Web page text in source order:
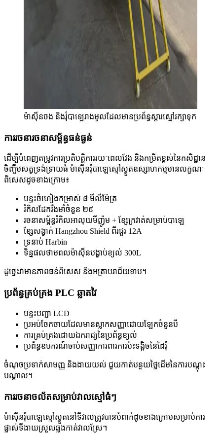
ម៉ាស៊ីនចង និងរុំបាឡេរាងមូលដែលមានប្រព័ន្ធស្តារស្មៅរក្សាទុក
ការរចនារចនាសម្ព័ន្ធធន់ធ្ងន់
ដើម្បីបំពេញតម្រូវការប្រតិបត្តិការរយៈពេលវែង និងកម្រិតខ្ពស់នៃកសិដ្ឋាន
ចិញ្ចឹមសត្វទ្រង់ទ្រាយធំ ម៉ាស៊ីនរុំបាឡេស្មៅស្ងួតឧស្សាហកម្មមានលក្ខណៈ
ពិសេសដូចខាងក្រោម៖
បន្ទះចំហៀងកម្រាស់ ៨ មីលីម៉ែត្រ
រំកិលដែករឹងមាំចំនួន ២៩
រចនាសម្ព័ន្ធរំកិលអាលុយមីញ៉ូម + ខ្សែក្រវាត់សម្រាប់បាឡេ
ខ្សែសង្វាក់ Hangzhou Shield ពីរជួរ 12A
ទ្រនាប់ Harbin
ទិន្នផលថាមពលម៉ាស៊ីនបង្ហាប់ខ្យល់ 300L
ដូច្នេះវាមានភាពធន់ពិសេស និងអត្រាបរាជ័យទាប។
ប្រព័ន្ធគ្រប់គ្រង PLC ឆ្លាតវៃ
បន្ទះបញ្ជា LCD
ប្រអប់ចែកចាយដែលមានស្លាកសញ្ញាដោយឡែកចំនួនបី
ការគ្រប់គ្រងដោយឯករាជ្យនៃប្រព័ន្ធខ្យល់
ប្រព័ន្ធឧបករណ៍ចាប់សញ្ញាការពារការប៉ះទង្គិចនៃដៃរុំ
ចំណុចប្រទាក់សាមញ្ញ និងងាយយល់ ជួយកាត់បន្ថយថ្លៃដើមនៃការបណ្តុះ
បណ្តាល។
ការរចនាចល័តសម្រាប់វាលស្មៅធំៗ
ម៉ាស៊ីនរុំបាឡេស្មៅស្ងួតនៅទីវាលត្រូវបានបំពាក់ដូចខាងក្រោមសម្រាប់ការ
ផ្លាស់ទីងាយស្រួលឆ្លងកាត់វាលស្រែ។